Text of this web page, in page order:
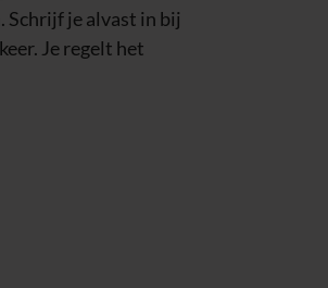
Schrijf je alvast in bij
Je regelt het